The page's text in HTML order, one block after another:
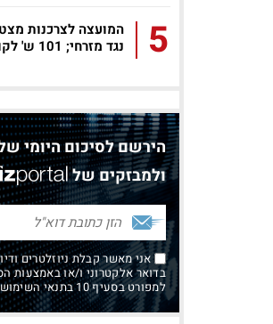
5
המועצה לצרכנות
נגד מזרחי; 101 ש' לקובץ הקלטת...
הירשם לסיכום היומי
ולמבזקים של
אני מאשר קבלת ניוזלטרים
בדואר אלקטרוני ו/או באמצעות
למפורט בסעיף 10 בתנאי השימוש